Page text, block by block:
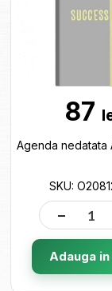
87
SKU:
-
Adauga